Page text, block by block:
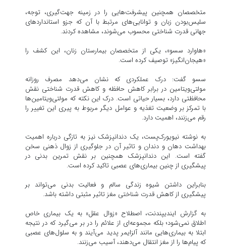
متخصصان همچنین پیشرفت‌هایی را در زمینه جهت‌گیری، توجه،
سلیس‌بودن زبان و توانایی‌های مرتبط با آن که جزو استانداردهای
جهانی قدرت شناختی محسوب می‌شوند، مشاهده کردند.
«هاوارد سسو»، یکی از متخصصان بیمارستان زنان، این کشف را
«هیجان‌انگیز» توصیف کرده است.
سسو گفت: درک عملکردی که نشان می‌دهد مصرف روزانه
مولتی‌ویتامین در برابر کاهش حافظه و کاهش قدرت شناختی نقش
محافظتی دارد، بسیار حیاتی است. درک این نکته که مولتی‌ویتامین‌ها
با تمرکز بر وضعیت تغذیه و عوامل دیگر مربوط به پیری این تغییر را
رقم می‌زنند، اهمیت دارد.
به نوشته نیویورک‌پست، یک دندانپزشک نیز به‌ تازگی درباره اهمیت
بهداشت دهان و دندان و تاثیر آن در جلوگیری از زوال ذهنی سخن
گفته است. این دندانپزشک همچنین بر نقش تمرین بدنی در
پیشگیری از چنین بیماری‌های عصبی تاکید کرده است.
بنابراین داشتن شیوه زندگی سالم و فعالیت بدنی می‌تواند بر
پیشگیری از کاهش قدرت شناختی مغز تاثیر مثبتی داشته باشد.
به گزارش ایندیپندنت، اصطلاح «زوال عقل» به یک بیماری خاص
اطلاق نمی‌شود؛ بلکه مجموعه‌ای از علائم را در بر می‌گیرد که در نتیجه
ابتلا به بیماری‌هایی مانند آلزایمر پدید می‌آیند و به سلول‌های عصبی
که پیام‌ها را از مغز انتقال می‌دهند، آسیب می‌زنند.